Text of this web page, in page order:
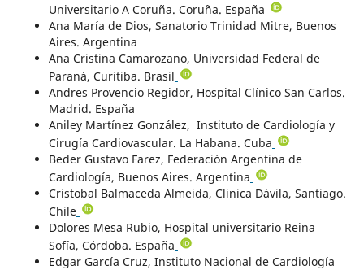
Universitario A Coruña. Coruña. España
Ana María de Dios, Sanatorio Trinidad Mitre, Buenos
Aires. Argentina
Ana Cristina Camarozano, Universidad Federal de
Paraná, Curitiba. Brasil
Andres Provencio Regidor, Hospital Clínico San Carlos.
Madrid. España
Aniley Martínez González, Instituto de Cardiología y
Cirugía Cardiovascular. La Habana. Cuba
Beder Gustavo Farez, Federación Argentina de
Cardiología, Buenos Aires. Argentina
Cristobal Balmaceda Almeida, Clinica Dávila, Santiago.
Chile
Dolores Mesa Rubio, Hospital universitario Reina
Sofía, Córdoba. España
Edgar García Cruz, Instituto Nacional de Cardiología